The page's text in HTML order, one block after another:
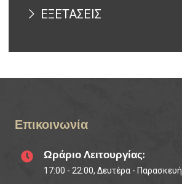
ΕΞΕΤΑΣΕΙΣ
Επικοινωνία
Ωράριο Λειτουργίας:
17:00 - 22:00, Δευτέρα - Παρασκευή